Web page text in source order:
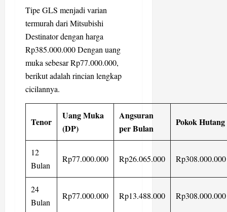
Tipe GLS menjadi varian
termurah dari Mitsubishi
Destinator dengan harga
Rp385.000.000 Dengan uang
muka sebesar Rp77.000.000,
berikut adalah rincian lengkap
cicilannya.
Tenor
Uang Muka
(DP)
Angsuran
per Bulan
Pokok Hutang
12
Bulan
Rp77.000.000 Rp26.065.000 Rp308.000.000
24
Bulan
Rp77.000.000 Rp13.488.000 Rp308.000.000